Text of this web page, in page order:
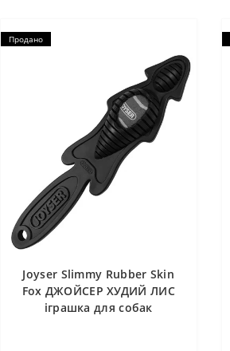
Продано
Joyser Slimmy Rubber Skin
Fox ДЖОЙСЕР ХУДИЙ ЛИС
іграшка для собак